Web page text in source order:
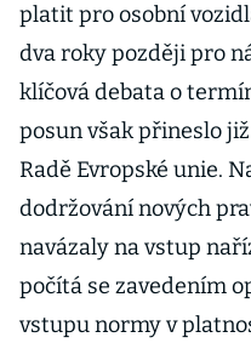
platit pro osobní
dva roky později pro
klíčová debata o
posun však přineslo
Radě Evropské unie.
dodržování nových
navázaly na vstup
počítá se zavedením
vstupu normy v